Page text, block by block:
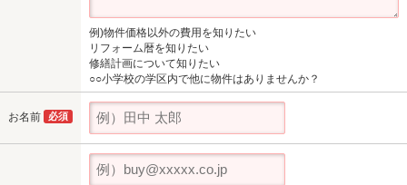
例)物件価格以外の費用を知りたい
リフォーム暦を知りたい
修繕計画について知りたい
○○小学校の学区内で他に物件はありませんか？
お名前 必須